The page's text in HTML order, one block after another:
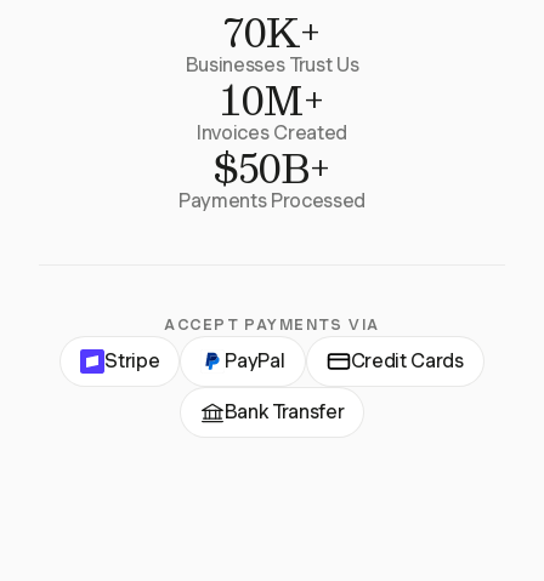
70K+
Businesses Trust Us
10M+
Invoices Created
$50B+
Payments Processed
ACCEPT PAYMENTS VIA
Stripe PayPal Credit Cards
Bank Transfer